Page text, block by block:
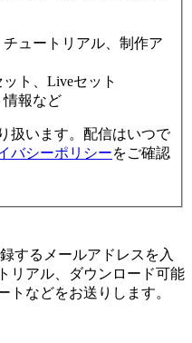
ュートリアル、制作ア
ト、Liveセット
情報など
扱います。配信はいつで
バシーポリシーをご確認
するメールアドレスを入
リアル、ダウンロード可能
トなどをお送りします。